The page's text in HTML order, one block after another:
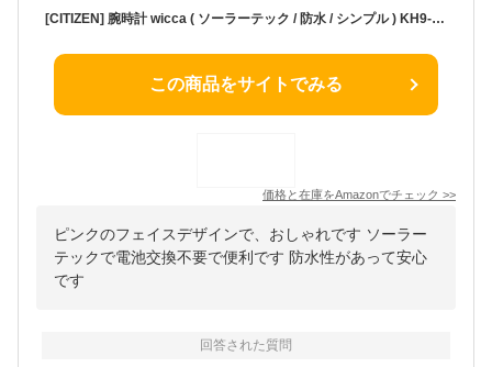
[CITIZEN] 腕時計 wicca ( ソーラーテック / 防水 / シンプル ) KH9-914-93 人気定番 カットガラス入 レディース アナログ ビジネス 学生 ギフト 可愛い おしゃれ 秒針 ブランド ソーラー
この商品をサイトでみる
価格と在庫をAmazonでチェック >>
ピンクのフェイスデザインで、おしゃれです ソーラー
テックで電池交換不要で便利です 防水性があって安心
です
回答された質問